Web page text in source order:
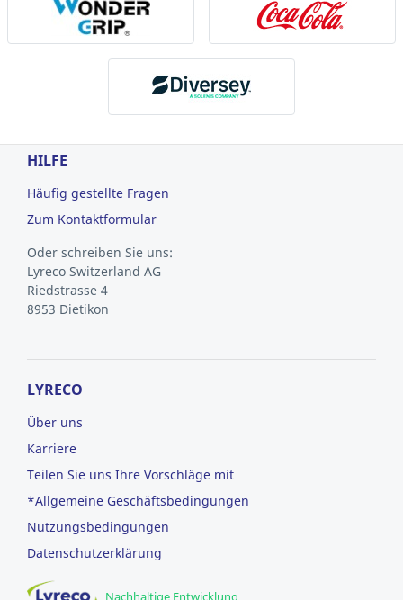
HILFE
Häufig gestellte Fragen
Zum Kontaktformular
Oder schreiben Sie uns:
Lyreco Switzerland AG
Riedstrasse 4
8953 Dietikon
LYRECO
Über uns
Karriere
Teilen Sie uns Ihre Vorschläge mit
*Allgemeine Geschäftsbedingungen
Nutzungsbedingungen
Datenschutzerklärung
Nachhaltige Entwicklung